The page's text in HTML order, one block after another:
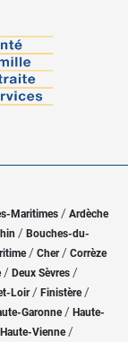
Maritimes / Ardèche
/ Bouches-du-
/ Cher / Corrèze
/ Deux Sèvres /
Loir / Finistère/
Garonne/ Haute-
Haute-Vienne/